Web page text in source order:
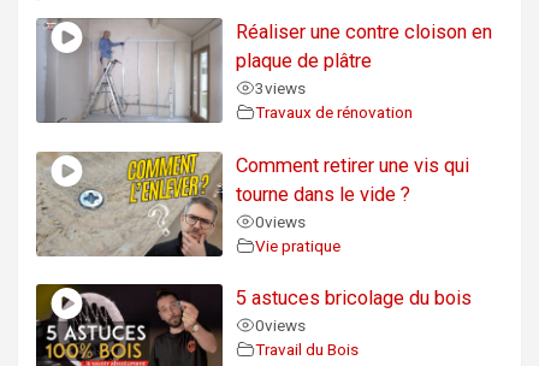
Réaliser une contre cloison en
plaque de plâtre
3views
Travaux de rénovation
Comment retirer une vis qui
tourne dans le vide ?
0views
Vie pratique
5 astuces bricolage du bois
0views
Travail du Bois